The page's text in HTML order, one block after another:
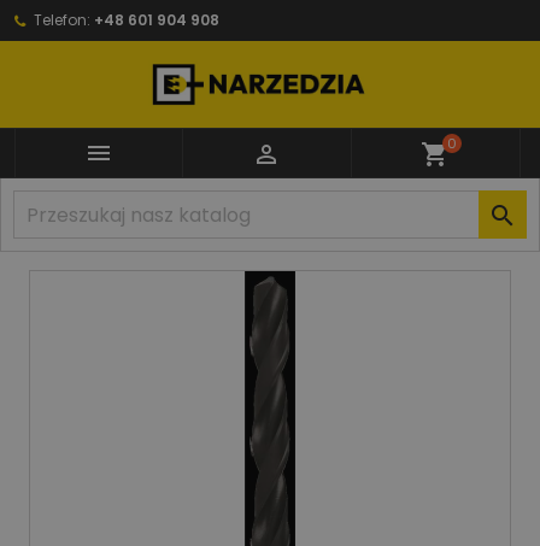
Telefon: +48 601 904 908
  shopping_cart0
